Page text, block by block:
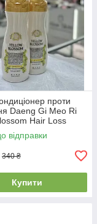
проти
Daeng Gi Meo Ri
Hair Loss
300мл
відправки
340 ₴
Купити